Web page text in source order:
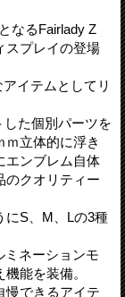
なるFairlady Z
スプレイの登場
イテムとしてリ
た個別パーツを
立体的に浮き
エンブレム自体
のクオリティー
にS、M、Lの3種
ミネーションモ
能を装備。
慢できるアイテ